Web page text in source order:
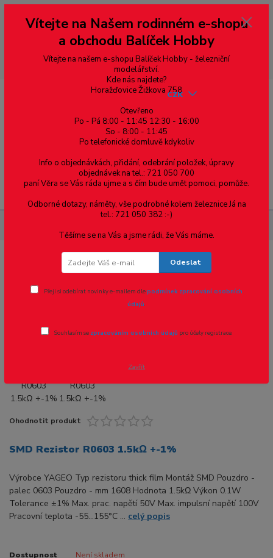
--- pro zákazníky ze Slovenska a jiných zemí, pokud chcete platit v eurech
přepněte si e-shop na euro 💶 pro přepočet měny - pravý horní roh ---
dobírky – pokud si z nějakého důvodu zásilku nevyzvednete, bude po
domluvě zaslána znovu s opětovnou platbou za poštovné, v opačném
případě bude zrušena a účet přidán na blacklist a rušeny následující
objednávky.
Menu
CZK
SMD Rezistor R0603 1.5kΩ +-1%
Novinka Akce
Ohodnotit produkt
SMD Rezistor R0603 1.5kΩ +-1%
Výrobce YAGEO Typ rezistoru thick film Montáž SMD Pouzdro -
palec 0603 Pouzdro - mm 1608 Hodnota 1.5kΩ Výkon 0.1W
Tolerance ±1% Max. prac. napětí 50V Max. impulsní napětí 100V
Pracovní teplota -55...155°C ... celý popis
Dostupnost Není skladem
Vítejte na Našem rodinném e-shopu
a obchodu Balíček Hobby
Vítejte na našem e-shopu Balíček Hobby - železniční
modelářství.
Kde nás najdete?
Horažďovice Žižkova 758
Otevřeno
Po - Pá 8:00 - 11:45 12:30 - 16:00
So - 8:00 - 11:45
Po telefonické domluvě kdykoliv
Info o objednávkách, přidání, odebrání položek, úpravy
objednávek na tel.: 721 050 700
paní Věra se Vás ráda ujme a s čím bude umět pomoci, pomůže.
Odborné dotazy, náměty, vše podrobné kolem železnice Já na
tel.: 721 050 382 :-)
Těšíme se na Vás a jsme rádi, že Vás máme.
Odeslat
Přeji si odebírat novinky e-mailem dlepodmínek zpracování osobních
údajů.
Souhlasím se zpracováním osobních údajů pro účely registrace.
Zavřít